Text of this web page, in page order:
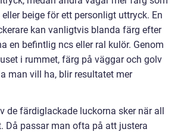
beige för ett personligt uttryck. En
kan vanligtvis blanda färg efter
en befintlig ncs eller ral kulör. Genom
i rummet, färg på väggar och golv
man vill ha, blir resultatet mer
de färdiglackade luckorna sker när all
Då passar man ofta på att justera